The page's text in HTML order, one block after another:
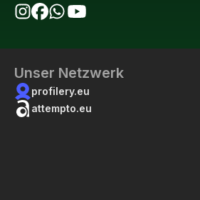
Unser Netzwerk
profilery.eu
attempto.eu